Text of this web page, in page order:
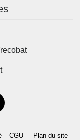
– CGU Plan du site